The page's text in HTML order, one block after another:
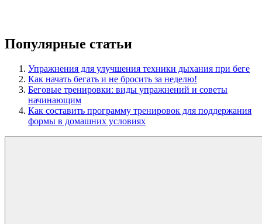
Популярные статьи
Упражнения для улучшения техники дыхания при беге
Как начать бегать и не бросить за неделю!
Беговые тренировки: виды упражнений и советы
начинающим
Как составить программу тренировок для поддержания
формы в домашних условиях